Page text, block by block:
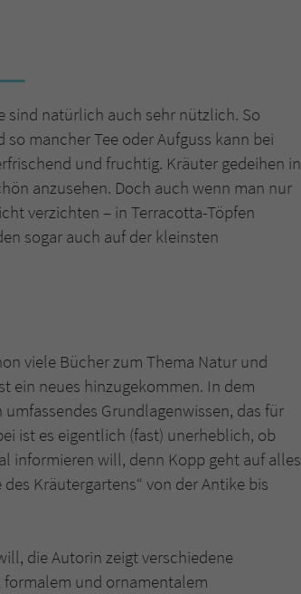
sind natürlich auch sehr nützlich. So
mancher Tee oder Aufguss kann bei
und fruchtig. Kräuter gedeihen in
anzusehen. Doch auch wenn man nur
verzichten – in Terracotta-Töpfen
sogar auch auf der kleinsten
viele Bücher zum Thema Natur und
ein neues hinzugekommen. In dem
Grundlagenwissen, das für
ist es eigentlich (fast) unerheblich, ob
informieren will, denn Kopp geht auf alles
Kräutergartens“ von der Antike bis
die Autorin zeigt verschiedene
formalem und ornamentalem
1 Jahr
Cookie für Kommentare einzelner Buchtitel
fe_typo_user
Webseite mit dem Benutzer. Es wird benötigt um z. B.
den Sicherheitscode des Kontaktformulars zu
überprüfen.